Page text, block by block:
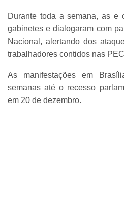
Durante toda a semana, as e
gabinetes e dialogaram com
Nacional, alertando dos
trabalhadores contidos nas
As manifestações em
semanas até o recesso
em 20 de dezembro.